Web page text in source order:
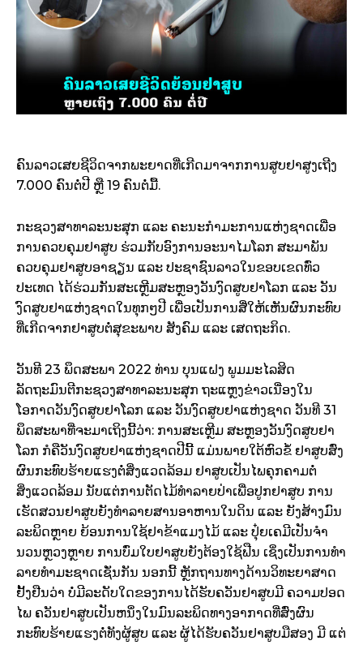
ຄົນລາວເສຍຊີວິດຈາກພະຍາດທີ່ເກີດມາຈາກການສູບຢາສູງເຖີງ
7.000 ຄົນຕໍ່ປີ ຫຼື 19 ຄົນຕໍ່ມື້.
ກະຊວງສາທາລະນະສຸກ ແລະ ຄະນະກໍາມະການແຫ່ງຊາດເພື່ອ
ການຄວບຄຸມຢາສູບ ຮ່ວມກັບອົງການອະນາໄມໂລກ ສະມາພັນ
ຄວບຄຸມຢາສູບອາຊຽນ ແລະ ປະຊາຊົນລາວໃນຂອບເຂດທົ່ວ
ປະເທດ ໄດ້ຮ່ວມກັນສະເຫຼີມສະຫຼອງວັນງົດສູບຢາໂລກ ແລະ ວັນ
ງົດສູບຢາແຫ່ງຊາດໃນທຸກໆປີ ເພື່ອເປັນການສື່ໃຫ້ເຫັນຜົນກະທົບ
ທີ່ເກີດຈາກຢາສູບຕໍ່ສຸຂະພາບ ສັງຄົມ ແລະ ເສດຖະກິດ.
ວັນທີ 23 ພຶດສະພາ 2022 ທ່ານ ບຸນແຝງ ພູມມະໄລສິດ
ລັດຖະມົນຕີກະຊວງສາທາລະນະສຸກ ຖະແຫຼງຂ່າວເນື່ອງໃນ
ໂອກາດວັນງົດສູບຢາໂລກ ແລະ ວັນງົດສູບຢາແຫ່ງຊາດ ວັນທີ 31
ພຶດສະພາທີ່ຈະມາເຖິງນີ້ວ່າ: ການສະເຫຼີມ ສະຫຼອງວັນງົດສູບຢາ
ໂລກ ກໍຄືວັນງົດສູບຢາແຫ່ງຊາດປີນີ້ ແມ່ນພາຍໃຕ້ຫົວຂໍ້ ຢາສູບສົ່ງ
ຜົນກະທົບຮ້າຍແຮງຕໍ່ສິ່ງແວດລ້ອມ ຢາສູບເປັນໄພຄຸກຄາມຕໍ່
ສິ່ງແວດລ້ອມ ນັບແຕ່ການຕັດໄມ້ທໍາລາຍປ່າເພື່ອປູກຢາສູບ ການ
ເຮັດສວນຢາສູບຍັງທໍາລາຍສານອາຫານໃນດິນ ແລະ ຍັງສ້າງມົນ
ລະພິດຫຼາຍ ຍ້ອນການໃຊ້ຢາຂ້າແມງໄມ້ ແລະ ປຸ໋ຍເຄມີເປັນຈໍາ
ນວນຫຼວງຫຼາຍ ການບົ່ມໃບຢາສູບຍັງຕ້ອງໃຊ້ຟືນ ເຊິ່ງເປັນການທໍາ
ລາຍທໍາມະຊາດເຊັ່ນກັນ ນອກນີ້ ຫຼັກຖານທາງດ້ານວິທະຍາສາດ
ຢັ້ງຢືນວ່າ ບໍ່ມີລະດັບໃດຂອງການໄດ້ຮັບຄວັນຢາສູບມີ ຄວາມປອດ
ໄພ ຄວັນຢາສູບເປັນຫນຶ່ງໃນມົນລະພິດທາງອາກາດທີ່ສົ່ງຜົນ
ກະທົບຮ້າຍແຮງຕໍ່ທັງຜູ້ສູບ ແລະ ຜູ້ໄດ້ຮັບຄວັນຢາສູບມືສອງ ມີ ແຕ່